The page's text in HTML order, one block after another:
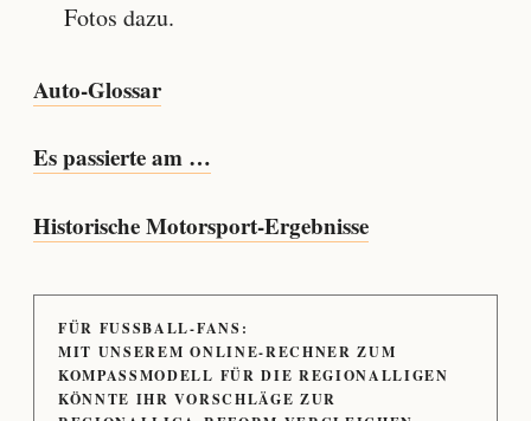
Fotos dazu.
Auto-Glossar
Es passierte am …
Historische Motorsport-Ergebnisse
FÜR FUSSBALL-FANS:
MIT UNSEREM ONLINE-RECHNER ZUM
KOMPASSMODELL FÜR DIE REGIONALLIGEN
KÖNNTE IHR VORSCHLÄGE ZUR